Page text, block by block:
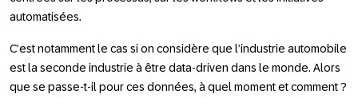
automatisées.
C’est notamment le cas si on considère que l’industrie automobile
est la seconde industrie à être data-driven dans le monde. Alors
que se passe-t-il pour ces données, à quel moment et comment ?